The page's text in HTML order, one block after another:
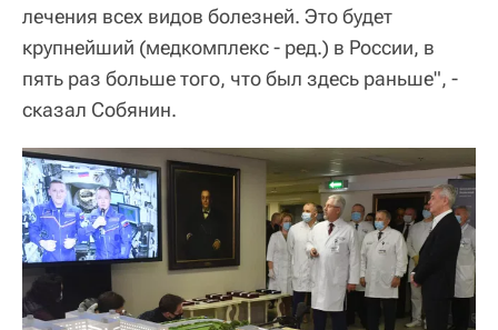
лечения всех видов болезней. Это будет
крупнейший (медкомплекс - ред.) в России, в
пять раз больше того, что был здесь раньше", -
сказал Собянин.